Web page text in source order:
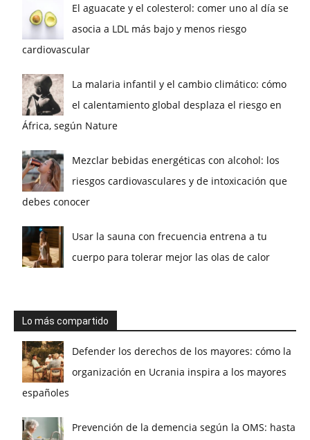
El aguacate y el colesterol: comer uno al día se
asocia a LDL más bajo y menos riesgo
cardiovascular
La malaria infantil y el cambio climático: cómo
el calentamiento global desplaza el riesgo en
África, según Nature
Mezclar bebidas energéticas con alcohol: los
riesgos cardiovasculares y de intoxicación que
debes conocer
Usar la sauna con frecuencia entrena a tu
cuerpo para tolerar mejor las olas de calor
Lo más compartido
Defender los derechos de los mayores: cómo la
organización en Ucrania inspira a los mayores
españoles
Prevención de la demencia según la OMS: hasta